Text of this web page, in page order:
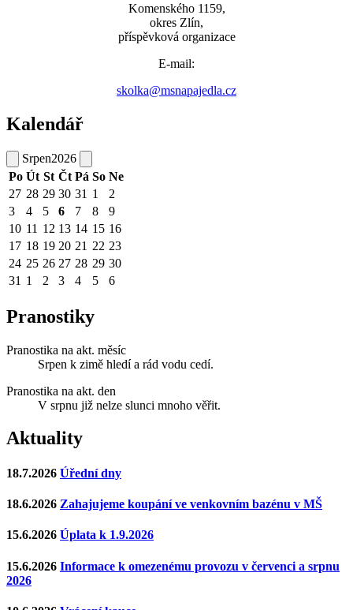
Komenského 1159,
okres Zlín,
příspěvková organizace
E-mail:
skolka@msnapajedla.cz
Kalendář
Srpen2026
Po Út St Čt Pá So Ne
27 28 29 30 31 1
2
3
4 5 6 7 8
9
10 11 12 13 14 15 16
17 18 19 20 21 22 23
24 25 26 27 28 29 30
31 1 2 3 4 5 6
Pranostiky
Pranostika na akt. měsíc
Srpen k zimě hledí a rád vodu cedí.
Pranostika na akt. den
V srpnu již nelze slunci mnoho věřit.
Aktuality
18.7.2026 Úřední dny
18.6.2026 Zahajujeme koupání ve venkovním bazénu v MŠ
15.6.2026 Úplata k 1.9.2026
15.6.2026 Informace k omezenému provozu v červenci a srpnu
2026